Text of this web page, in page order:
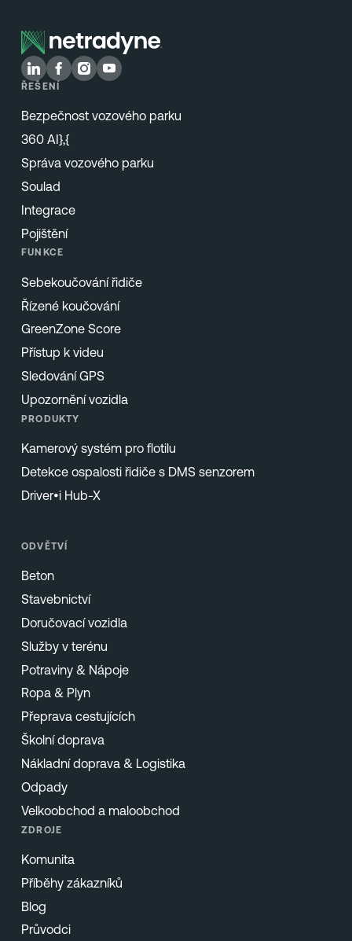
ŘEŠENÍ
Bezpečnost vozového parku
360 AI},{
Správa vozového parku
Soulad
Integrace
Pojištění
FUNKCE
Sebekoučování řidiče
Řízené koučování
GreenZone Score
Přístup k videu
Sledování GPS
Upozornění vozidla
PRODUKTY
Kamerový systém pro flotilu
Detekce ospalosti řidiče s DMS senzorem
Driver•i Hub-X
ODVĚTVÍ
Beton
Stavebnictví
Doručovací vozidla
Služby v terénu
Potraviny & Nápoje
Ropa & Plyn
Přeprava cestujících
Školní doprava
Nákladní doprava & Logistika
Odpady
Velkoobchod a maloobchod
ZDROJE
Komunita
Příběhy zákazníků
Blog
Průvodci